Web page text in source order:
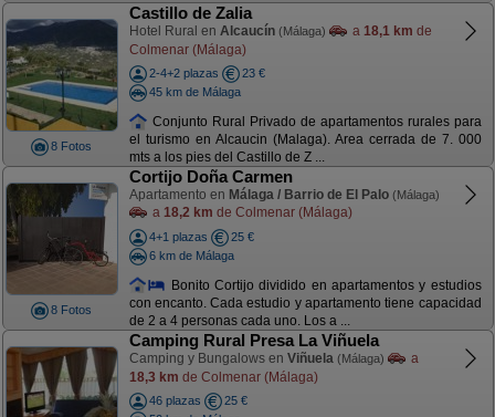
8 Fotos
Castillo de Zalia
Hotel Rural en Alcaucín (Málaga) a 18,1 km de
Colmenar (Málaga)
2-4+2 plazas
23 €
45 km de Málaga
Conjunto Rural Privado de apartamentos rurales para
el turismo en Alcaucin (Malaga). Area cerrada de 7. 000
mts a los pies del Castillo de Z ...
8 Fotos
Cortijo Doña Carmen
Apartamento en Málaga / Barrio de El Palo (Málaga)
a 18,2 km de Colmenar (Málaga)
4+1 plazas
25 €
6 km de Málaga
Bonito Cortijo dividido en apartamentos y estudios
con encanto. Cada estudio y apartamento tiene capacidad
de 2 a 4 personas cada uno. Los a ...
Camping Rural Presa La Viñuela
Camping y Bungalows en Viñuela (Málaga)
a
18,3 km de Colmenar (Málaga)
46 plazas
25 €